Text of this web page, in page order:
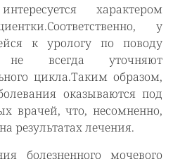
характером
у
к урологу по поводу
всегда уточняют
цикла.Таким образом,
оказываются под
врачей, что, несомненно,
результатах лечения.
болезненного мочевого